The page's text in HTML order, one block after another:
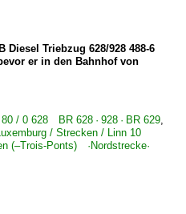
Diesel Triebzug 628/928 488-6
er in den Bahnhof von
/ 0 628 BR 628 · 928 · BR 629,
/ Strecken / Linn 10
(–Trois-Ponts) ·Nordstrecke·